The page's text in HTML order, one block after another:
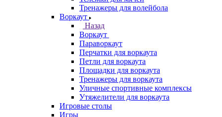
Тренажеры для волейбола
Воркаут
Назад
Воркаут
Параворкаут
Перчатки для воркаута
Петли для воркаута
Площадки для воркаута
Тренажеры для воркаута
Уличные спортивные комплексы
Утяжелители для воркаута
Игровые столы
Игры